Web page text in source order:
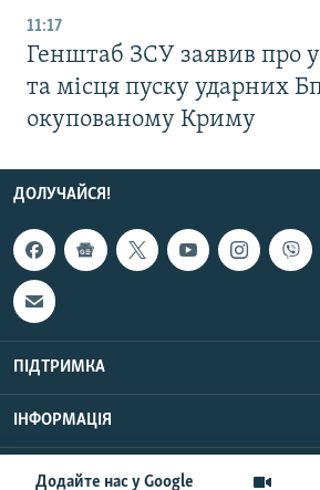
Додайте нас у Google
11:17
Генштаб ЗСУ заявив про
та місця пуску ударних
окупованому Криму
ДОЛУЧАЙСЯ!
ПІДТРИМКА
ІНФОРМАЦІЯ
© Радіо Свобода, 2026 |
UTC+3